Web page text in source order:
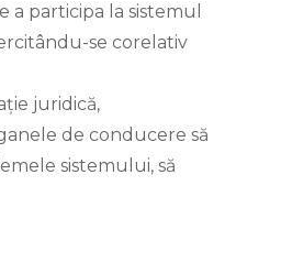
participa la sistemul
se corelativ
juridică,
de conducere să
sistemului, să